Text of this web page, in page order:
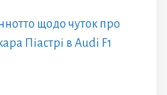
щодо чуток про
Піастрі в Audi F1